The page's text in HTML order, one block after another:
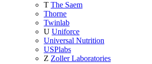
T The Saem
Thorne
Twinlab
U Uniforce
Universal Nutrition
USPlabs
Z Zoller Laboratories